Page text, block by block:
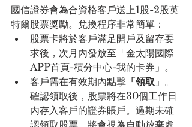
國信證券會為合資格客戶送上1股-2股英
特爾股票獎勵。兌換程序非常簡單：
股票卡將於客戶滿足開戶及留存要
求後，次月內發放至「金太陽國際
APP首頁-積分中心-我的卡券」。
客戶需在有效期內點擊 「領取 」。
確認領取後，股票將在30個工作日
內存入客戶的證券賬戶。過期未確
認領取股票，將會視為自動放棄處